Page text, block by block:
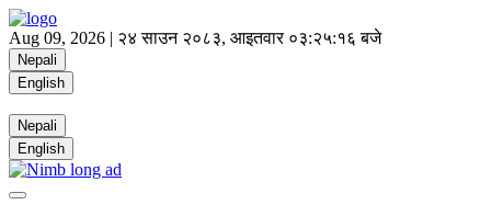
Aug 09, 2026 | २४ साउन २०८३, आइतवार ०३:२५:१६ बजे
Nepali
English
Nepali
English